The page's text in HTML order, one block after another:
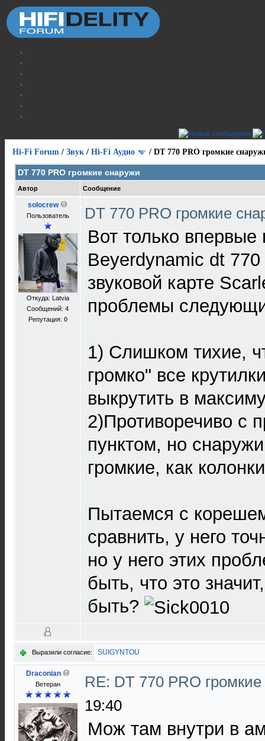
Hi-Fi Forum / Звук / Hi-Fi Аудио / DT 770 PRO громкие
DT 770 PRO громкие снаружи
Автор Сообщение
solocrew
Пользователь
Откуда: Latvia
Сообщений: 4
Репутация: 0
DT 770 PRO громкие
Вот только
Beyerdynamic dt
звуковой карте
проблемы
1) Слишком тихие,
громко" все
выкрутить в
2)Противоречиво с
пунктом, но
громкие, как
Пытаемся с
сравнить, у него
но у него этих
быть, что это
быть?
Выразили согласие: SUIGYNTOU
Draconian
Ветеран
RE: DT 770 PRO
19:40
Мож там внутри в